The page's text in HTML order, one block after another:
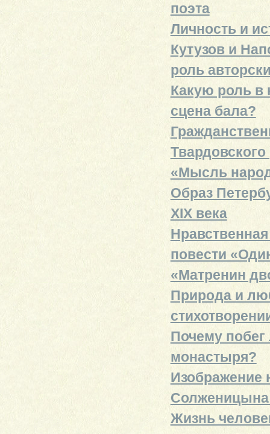
поэта
Личность и
Кутузов и
роль
Какую роль в
сцена бала?
«Мысль
Образ
XIX века
повести
«Матренин
Природа и
Почему
монастыря?
Изображение
Жизнь